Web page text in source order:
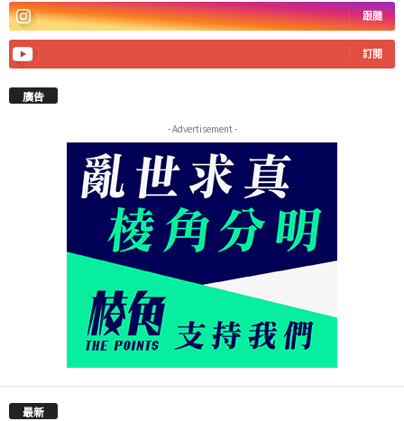
跟隨
訂閱
廣告
- Advertisement -
最新